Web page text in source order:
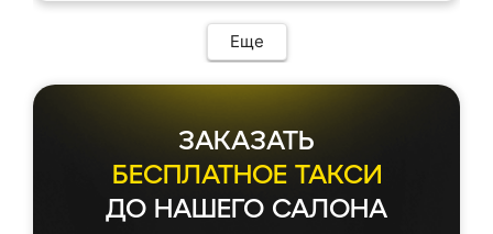
Еще
ЗАКАЗАТЬ
БЕСПЛАТНОЕ ТАКСИ
ДО НАШЕГО САЛОНА